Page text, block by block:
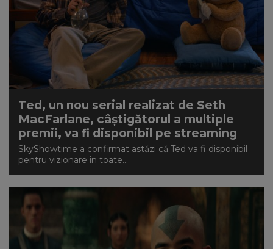
Ted, un nou serial realizat de Seth
MacFarlane, câștigătorul a multiple
premii, va fi disponibil pe streaming
SkyShowtime a confirmat astăzi că Ted va fi disponibil
pentru vizionare în toate...